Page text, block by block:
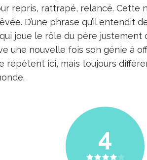
repris, rattrapé, relancé. Cette
D’une phrase qu’il entendit
joue le rôle du père justement
une nouvelle fois son génie à
répètent ici, mais toujours
4